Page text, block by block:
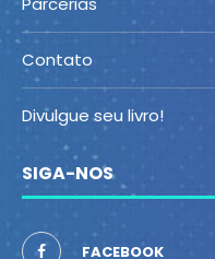
Contato
Divulgue seu livro!
SIGA-NOS
FACEBOOK